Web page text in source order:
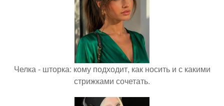
Челка - шторка: кому подходит, как носить и с какими
стрижками сочетать.